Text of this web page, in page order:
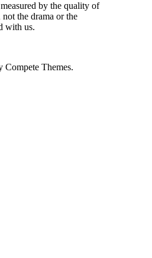
by the quality of
the drama or the
with us.
Compete Themes.